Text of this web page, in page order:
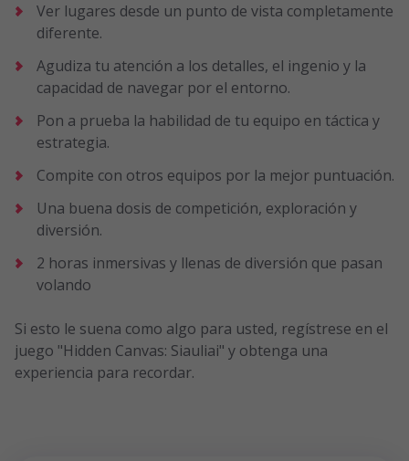
Ver lugares desde un punto de vista completamente
diferente.
Agudiza tu atención a los detalles, el ingenio y la
capacidad de navegar por el entorno.
Pon a prueba la habilidad de tu equipo en táctica y
estrategia.
Compite con otros equipos por la mejor puntuación.
Una buena dosis de competición, exploración y
diversión.
2 horas inmersivas y llenas de diversión que pasan
volando
Si esto le suena como algo para usted, regístrese en el
juego "Hidden Canvas: Siauliai" y obtenga una
experiencia para recordar.